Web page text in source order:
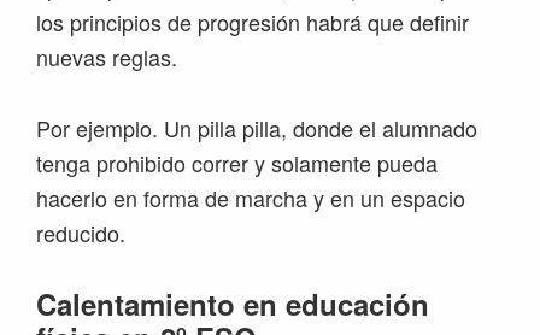
los principios de progresión habrá que definir
nuevas reglas.
Por ejemplo. Un pilla pilla, donde el alumnado
tenga prohibido correr y solamente pueda
hacerlo en forma de marcha y en un espacio
reducido.
Calentamiento en educación